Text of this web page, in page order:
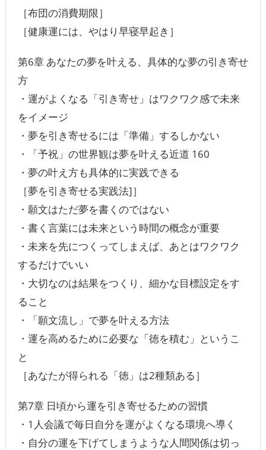
［布団の消費期限］
［健康運には、やはり早寝早起き］
第6章 あなたの夢を叶える、具体的な夢の引き寄せ
方
・運がよくなる「引き寄せ」はワクワク感で未来
をイメージ
・夢を引き寄せるには「準備」するしかない
・「予祝」の世界観は夢を叶える近道 160
・夢の叶え方も具体的に実践できる
［夢を引き寄せる実践法]］
・願文はただ夢を書くのではない
・書く言葉には未来という時間の概念が重要
・未来を先につくってしまえば、あとはワクワク
するだけでいい
・大切なのは結果をつくり、細かな目標設定をす
ること
・「願文流し」で夢を叶える方法
・運を高めるために必要な「徳を積む」というこ
と
［あなたが得られる「徳」は2種類ある］
第7章 日頃から運を引き寄せるための習慣
・1人会議で毎日自分を運がよくなる環境へ導く
・自分の運を下げてしまうような人間関係は切っ